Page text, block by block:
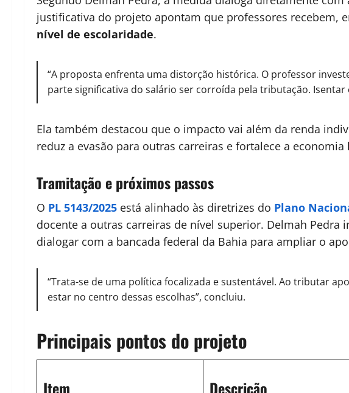
justificativa do projeto apontam que professores recebem,
nível de escolaridade.
“A proposta enfrenta uma distorção histórica. O professor
parte significativa do salário ser corroída pela tributação. Isentar
Ela também destacou que o impacto vai além da renda
reduz a evasão para outras carreiras e fortalece a
Tramitação e próximos passos
O PL 5143/2025 está alinhado às diretrizes do Plano
docente a outras carreiras de nível superior. Delmah
dialogar com a bancada federal da Bahia para ampliar o
“Trata-se de uma política focalizada e sustentável. Ao tributar
estar no centro dessas escolhas”, concluiu.
Principais pontos do projeto
Item Descrição